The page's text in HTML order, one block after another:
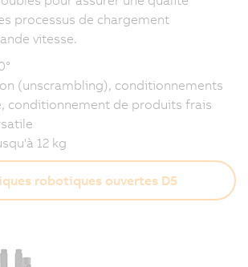
processus de chargement
vitesse.
(unscrambling), conditionnements
conditionnement de produits frais
12 kg
robotiques ouvertes D5